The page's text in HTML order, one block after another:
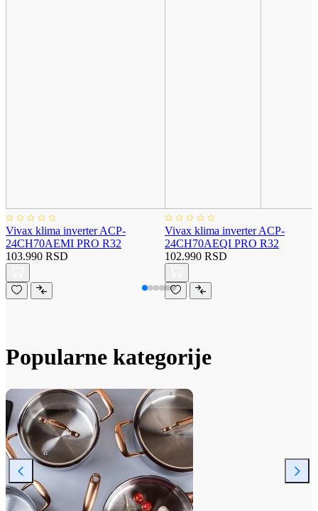
Vivax klima inverter ACP-
24CH70AEMI PRO R32
103.990 RSD
Vivax klima inverter ACP-
24CH70AEQI PRO R32
102.990 RSD
Popularne kategorije